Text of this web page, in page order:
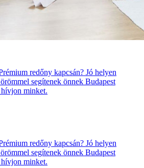
redőny kapcsán? Jó helyen
segítenek önnek Budapest
minket.
redőny kapcsán? Jó helyen
segítenek önnek Budapest
minket.